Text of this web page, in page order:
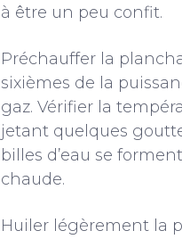
à être un peu confit.
Préchauffer la
sixièmes de la
gaz. Vérifier la
jetant quelques
billes d’eau se
chaude.
Huiler légèrement la